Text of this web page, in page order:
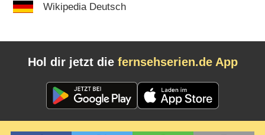
Wikipedia Deutsch
Hol dir jetzt die fernsehserien.de App